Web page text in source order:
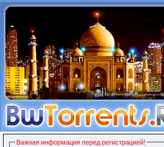
Важная информация перед регистрацией!